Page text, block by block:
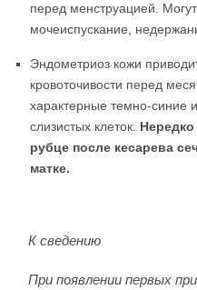
перед менструацией.
мочеиспускание,
Эндометриоз кожи
кровоточивости перед
характерные темно-синие
слизистых клеток.
рубце после кесарева
матке.
К сведению
При появлении первых